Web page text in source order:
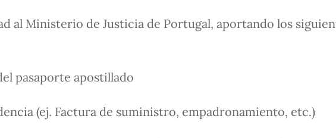
al Ministerio de Justicia de Portugal, aportando los
pasaporte apostillado
(ej. Factura de suministro, empadronamiento, etc.)